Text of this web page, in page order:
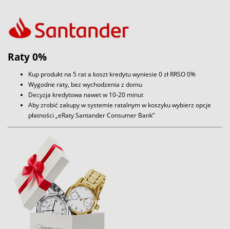
Raty 0%
Kup produkt na 5 rat a koszt kredytu wyniesie 0 zł RRSO 0%
Wygodne raty, bez wychodzenia z domu
Decyzja kredytowa nawet w 10-20 minut
Aby zrobić zakupy w systemie ratalnym w koszyku wybierz opcje
płatności „eRaty Santander Consumer Bank”